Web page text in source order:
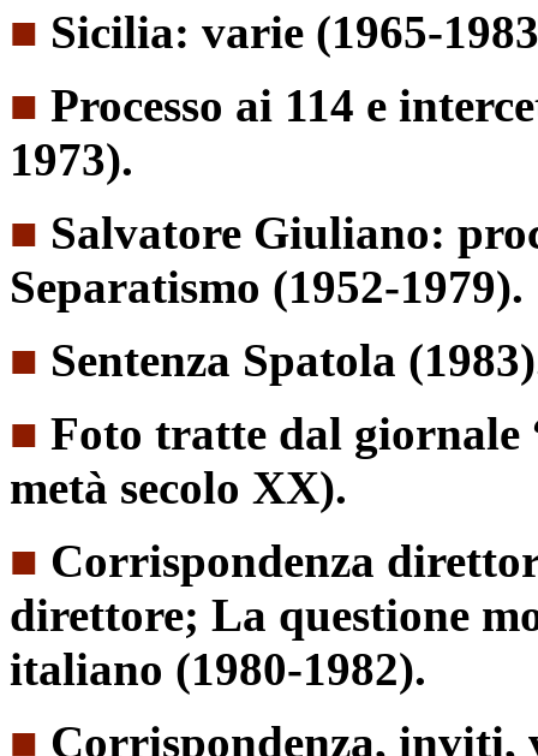
■ Sicilia: varie (1965-
■ Processo ai 114 e
1973).
■ Salvatore Giuliano:
Separatismo (1952-1979).
■ Sentenza Spatola
■ Foto tratte dal giornale
metà secolo XX).
■ Corrispondenza
direttore; La questione
italiano (1980-1982).
■ Corrispondenza, inviti,